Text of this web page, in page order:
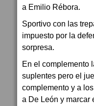
a Emilio Rébora.
Sportivo con las
impuesto por la
sorpresa.
En el complemento
suplentes pero el
complemento y a
a De León y marcar